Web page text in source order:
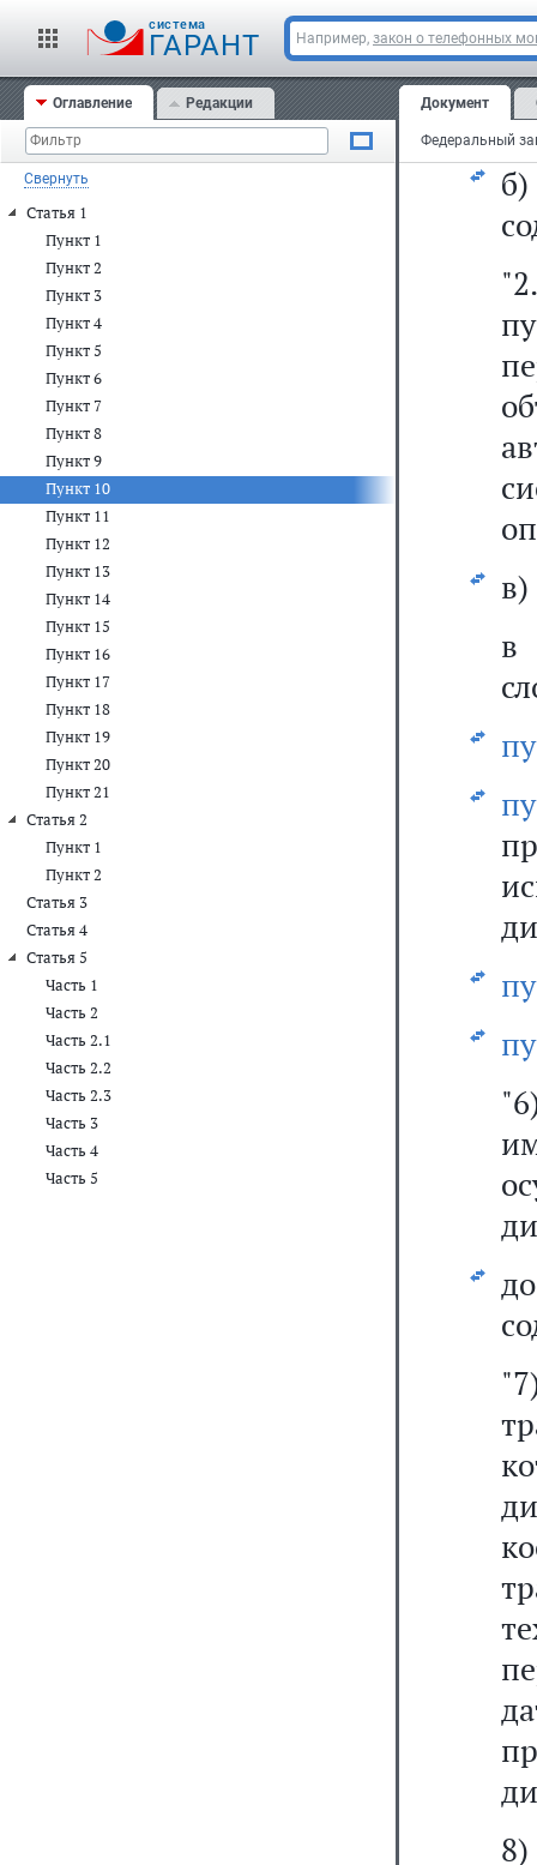
cистема
ГАРАНТ Например, закон о телефонных
Оглавление Редакции
Свернуть
Статья 1
Пункт 1
Пункт 2
Пункт 3
Пункт 4
Пункт 5
Пункт 6
Пункт 7
Пункт 8
Пункт 9
Пункт 10
Пункт 11
Пункт 12
Пункт 13
Пункт 14
Пункт 15
Пункт 16
Пункт 17
Пункт 18
Пункт 19
Пункт 20
Пункт 21
Статья 2
Пункт 1
Пункт 2
Статья 3
Статья 4
Статья 5
Часть 1
Часть 2
Часть 2.1
Часть 2.2
Часть 2.3
Часть 3
Часть 4
Часть 5
Документ